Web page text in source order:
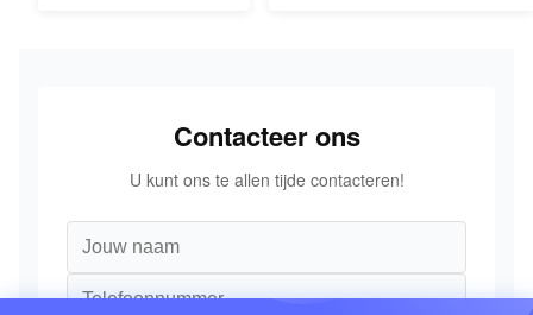
Contacteer ons
U kunt ons te allen tijde contacteren!